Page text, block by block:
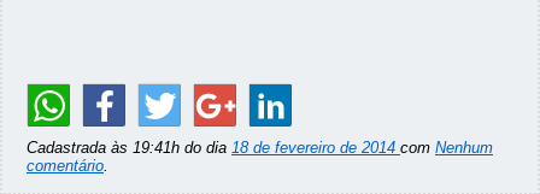
Cadastrada às 19:41h do dia 18 de fevereiro de 2014 com Nenhum
comentário.